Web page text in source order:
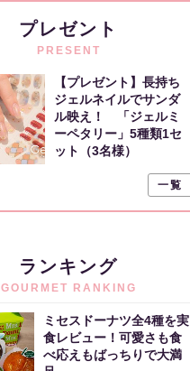
プレゼント
PRESENT
【プレゼント】長持ち
ジェルネイルでサンダ
ル映え！ 「ジェルミ
ーペタリー」5種類1セ
ット（3名様）
一覧
ランキング
GOURMET RANKING
ミセスドーナツ全4種を実
食レビュー！可愛さも食
べ応えもばっちりで大満